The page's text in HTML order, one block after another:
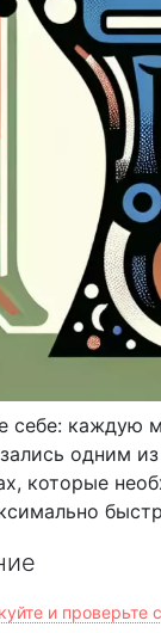
себе: каждую
одним
которые
и проверьте